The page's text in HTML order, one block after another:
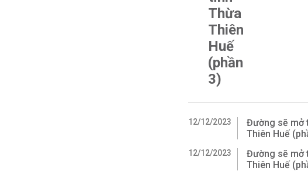
Thừa
Thiên
Huế
(phần
3)
12/12/2023
Đường sẽ mở
Thiên Huế
12/12/2023
Đường sẽ mở
Thiên Huế